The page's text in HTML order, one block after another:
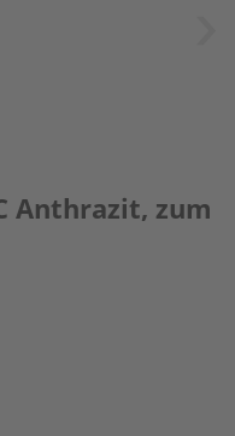
Anthrazit, zum